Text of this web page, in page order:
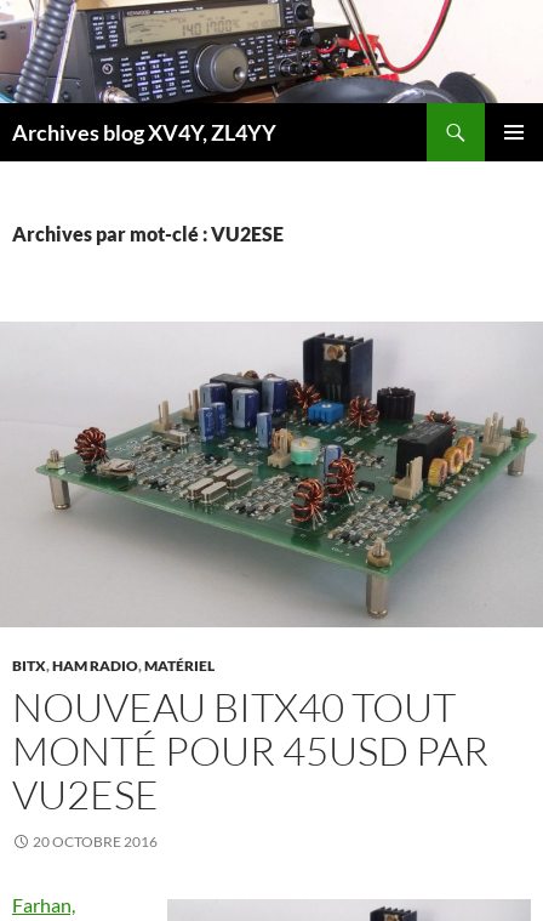
Aller
au
contenu
Archives blog XV4Y, ZL4YY
Archives par mot-clé : VU2ESE
BITX,HAM RADIO,MATÉRIEL
NOUVEAU BITX40 TOUT
MONTÉ POUR 45USD PAR
VU2ESE
20 OCTOBRE 2016
Farhan,